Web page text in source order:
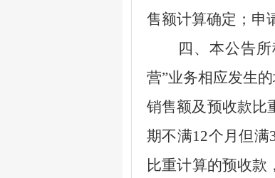
售额计算确定；申
四、本公告所称
营”业务相应发生
销售额及预收款比
期不满12个月但满
比重计算的预收款